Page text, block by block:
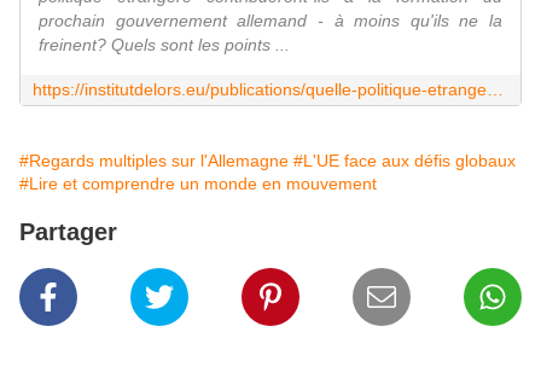
prochain gouvernement allemand - à moins qu'ils ne la
freinent? Quels sont les points ...
#Regards multiples sur l'Allemagne #L'UE face aux défis globaux
#Lire et comprendre un monde en mouvement
Partager